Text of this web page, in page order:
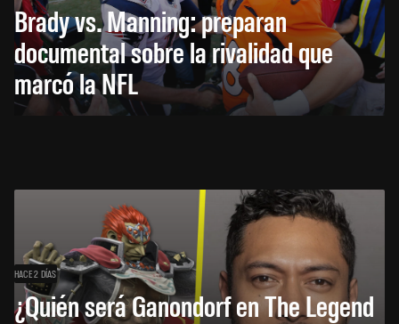
Brady vs. Manning: preparan
documental sobre la rivalidad que
marcó la NFL
HACE 2 DÍAS
¿Quién será Ganondorf en The Legend